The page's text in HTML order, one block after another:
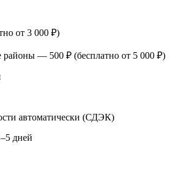
от 3 000 ₽)
районы — 500 ₽ (бесплатно от 5 000 ₽)
автоматически (СДЭК)
дней